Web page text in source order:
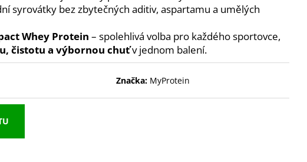
syrovátky bez zbytečných aditiv, aspartamu a umělých
Whey Protein – spolehlivá volba pro každého sportovce,
čistotu a výbornou chuťv jednom balení.
Značka: MyProtein
EXCELENT PROTEIN BAR 85 G